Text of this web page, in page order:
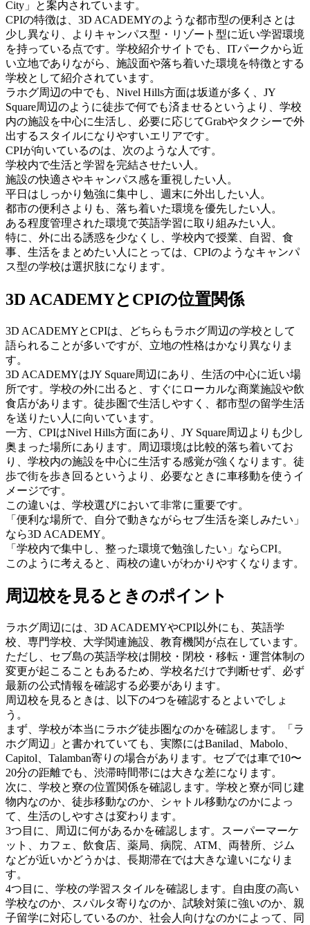
City」と案内されています。
CPIの特徴は、3D ACADEMYのような都市型の便利さとは
少し異なり、よりキャンパス型・リゾート型に近い学習環境
を持っている点です。学校紹介サイトでも、ITパークから近
い立地でありながら、施設面や落ち着いた環境を特徴とする
学校として紹介されています。
ラホグ周辺の中でも、Nivel Hills方面は坂道が多く、JY
Square周辺のように徒歩で何でも済ませるというより、学校
内の施設を中心に生活し、必要に応じてGrabやタクシーで外
出するスタイルになりやすいエリアです。
CPIが向いているのは、次のような人です。
学校内で生活と学習を完結させたい人。
施設の快適さやキャンパス感を重視したい人。
平日はしっかり勉強に集中し、週末に外出したい人。
都市の便利さよりも、落ち着いた環境を優先したい人。
ある程度管理された環境で英語学習に取り組みたい人。
特に、外に出る誘惑を少なくし、学校内で授業、自習、食
事、生活をまとめたい人にとっては、CPIのようなキャンパ
ス型の学校は選択肢になります。
3D ACADEMYとCPIの位置関係
3D ACADEMYとCPIは、どちらもラホグ周辺の学校として
語られることが多いですが、立地の性格はかなり異なりま
す。
3D ACADEMYはJY Square周辺にあり、生活の中心に近い場
所です。学校の外に出ると、すぐにローカルな商業施設や飲
食店があります。徒歩圏で生活しやすく、都市型の留学生活
を送りたい人に向いています。
一方、CPIはNivel Hills方面にあり、JY Square周辺よりも少し
奥まった場所にあります。周辺環境は比較的落ち着いてお
り、学校内の施設を中心に生活する感覚が強くなります。徒
歩で街を歩き回るというより、必要なときに車移動を使うイ
メージです。
この違いは、学校選びにおいて非常に重要です。
「便利な場所で、自分で動きながらセブ生活を楽しみたい」
なら3D ACADEMY。
「学校内で集中し、整った環境で勉強したい」ならCPI。
このように考えると、両校の違いがわかりやすくなります。
周辺校を見るときのポイント
ラホグ周辺には、3D ACADEMYやCPI以外にも、英語学
校、専門学校、大学関連施設、教育機関が点在しています。
ただし、セブ島の英語学校は開校・閉校・移転・運営体制の
変更が起こることもあるため、学校名だけで判断せず、必ず
最新の公式情報を確認する必要があります。
周辺校を見るときは、以下の4つを確認するとよいでしょ
う。
まず、学校が本当にラホグ徒歩圏なのかを確認します。「ラ
ホグ周辺」と書かれていても、実際にはBanilad、Mabolo、
Capitol、Talamban寄りの場合があります。セブでは車で10〜
20分の距離でも、渋滞時間帯には大きな差になります。
次に、学校と寮の位置関係を確認します。学校と寮が同じ建
物内なのか、徒歩移動なのか、シャトル移動なのかによっ
て、生活のしやすさは変わります。
3つ目に、周辺に何があるかを確認します。スーパーマーケ
ット、カフェ、飲食店、薬局、病院、ATM、両替所、ジム
などが近いかどうかは、長期滞在では大きな違いになりま
す。
4つ目に、学校の学習スタイルを確認します。自由度の高い
学校なのか、スパルタ寄りなのか、試験対策に強いのか、親
子留学に対応しているのか、社会人向けなのかによって、同